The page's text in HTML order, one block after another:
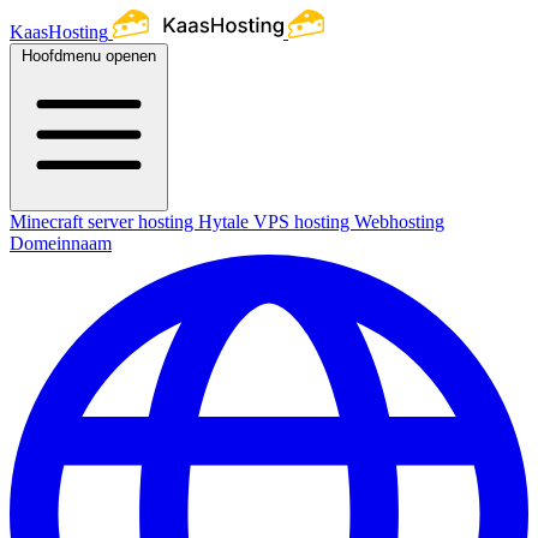
KaasHosting
Hoofdmenu openen
Minecraft server hosting Hytale VPS hosting Webhosting
Domeinnaam